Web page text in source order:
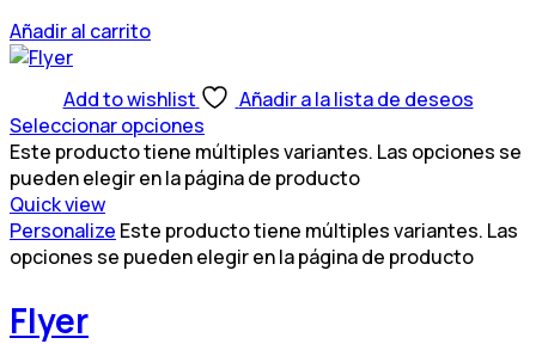
Añadir al carrito
Add to wishlist
Añadir a la lista de deseos
Seleccionar opciones
Este producto tiene múltiples variantes. Las opciones se
pueden elegir en la página de producto
Quick view
Personalize Este producto tiene múltiples variantes. Las
opciones se pueden elegir en la página de producto
Flyer